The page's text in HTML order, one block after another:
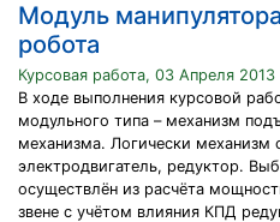
Модуль
робота
Курсовая работа, 03 Апреля 2013
В ходе выполнения курсовой
модульного типа – механизм
механизма. Логически механизм
электродвигатель, редуктор.
осуществлён из расчёта
звене с учётом влияния КПД